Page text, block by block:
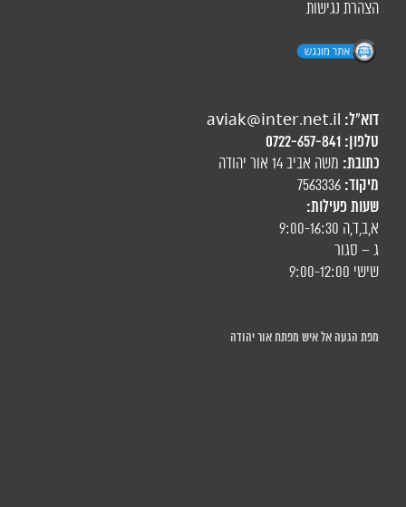
הצהרת נגישות
דוא"ל: aviak@inter.net.il
טלפון: 0722-657-841
כתובת: משה אביב 14 אור יהודה
מיקוד: 7563336
שעות פעילות:
א,ב,ד,ה 9:00-16:30
ג – סגור
שישי 9:00-12:00
מפת הגעה אל איש מפתח אור יהודה